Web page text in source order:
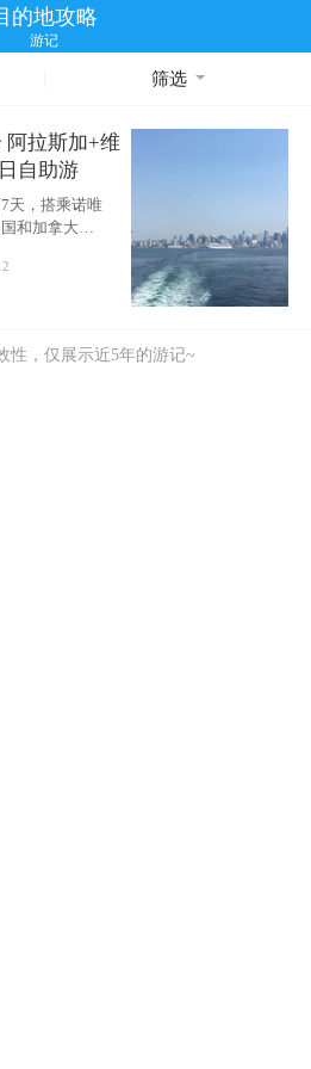
的地攻略
游记
筛选
阿拉斯加+维
自助游
天，搭乘诺唯
和加拿大的4
性，仅展示近5年的游记~